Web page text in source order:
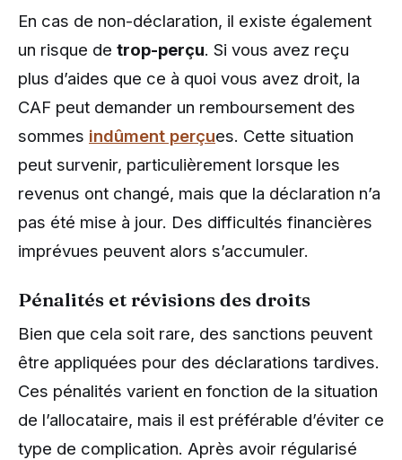
En cas de non-déclaration, il existe également
un risque de trop-perçu. Si vous avez reçu
plus d’aides que ce à quoi vous avez droit, la
CAF peut demander un remboursement des
sommes indûment perçues. Cette situation
peut survenir, particulièrement lorsque les
revenus ont changé, mais que la déclaration n’a
pas été mise à jour. Des difficultés financières
imprévues peuvent alors s’accumuler.
Pénalités et révisions des droits
Bien que cela soit rare, des sanctions peuvent
être appliquées pour des déclarations tardives.
Ces pénalités varient en fonction de la situation
de l’allocataire, mais il est préférable d’éviter ce
type de complication. Après avoir régularisé